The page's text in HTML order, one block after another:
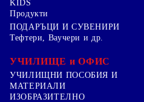
KIDS
Продукти
ПОДАРЪЦИ И СУВЕНИРИ
Тефтери, Ваучери и др.
УЧИЛИЩЕ и ОФИС
УЧИЛИЩНИ ПОСОБИЯ И
МАТЕРИАЛИ
ИЗОБРАЗИТЕЛНО